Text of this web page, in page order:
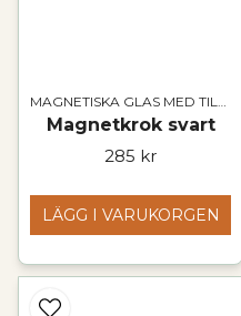
Magnetkrok svart
285 kr
LÄGG I VARUKORGEN